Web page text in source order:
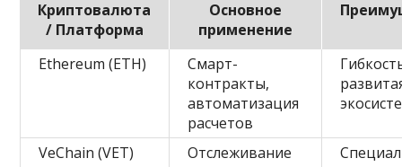
Криптовалюта
/ Платформа
Основное
применение
Ethereum (ETH)
Смарт-
контракты,
автоматизация
расчетов
VeChain (VET)
Отслеживание